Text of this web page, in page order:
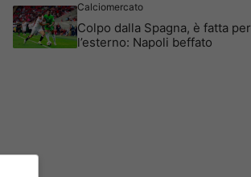
Calciomercato
Colpo dalla Spagna, è fatta per
l’esterno: Napoli beffato